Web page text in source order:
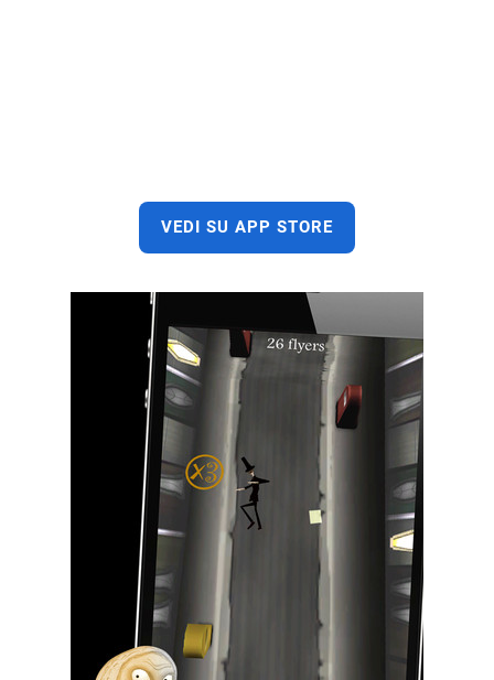
VEDI SU APP STORE